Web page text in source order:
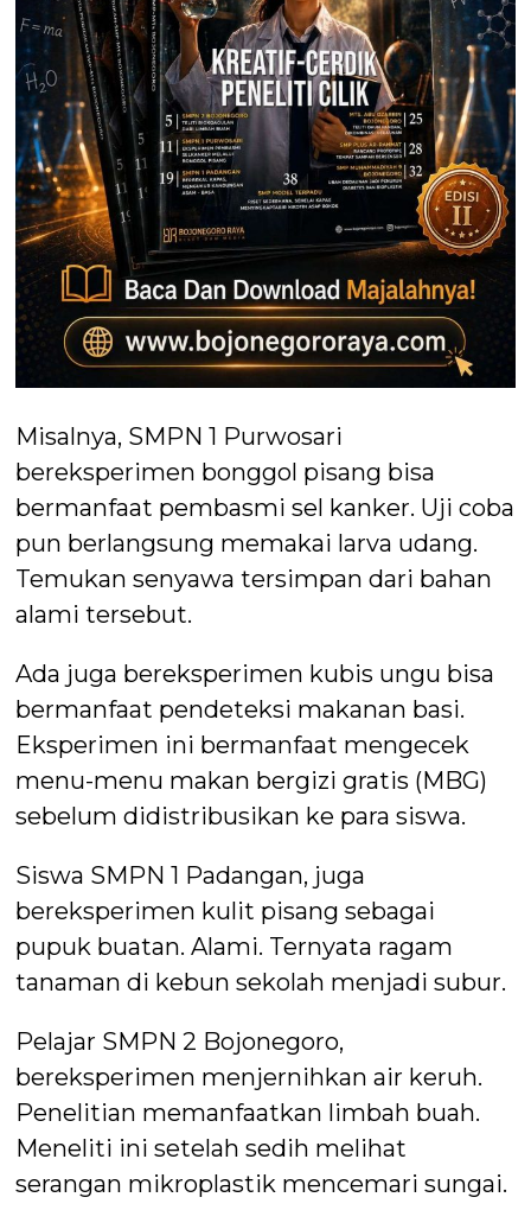
Misalnya, SMPN 1 Purwosari
bereksperimen bonggol pisang bisa
bermanfaat pembasmi sel kanker. Uji coba
pun berlangsung memakai larva udang.
Temukan senyawa tersimpan dari bahan
alami tersebut.
Ada juga bereksperimen kubis ungu bisa
bermanfaat pendeteksi makanan basi.
Eksperimen ini bermanfaat mengecek
menu-menu makan bergizi gratis (MBG)
sebelum didistribusikan ke para siswa.
Siswa SMPN 1 Padangan, juga
bereksperimen kulit pisang sebagai
pupuk buatan. Alami. Ternyata ragam
tanaman di kebun sekolah menjadi subur.
Pelajar SMPN 2 Bojonegoro,
bereksperimen menjernihkan air keruh.
Penelitian memanfaatkan limbah buah.
Meneliti ini setelah sedih melihat
serangan mikroplastik mencemari sungai.